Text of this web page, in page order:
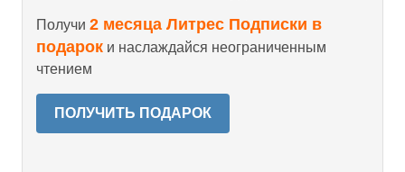
Получи 2 месяца Литрес Подписки в
подарок и наслаждайся неограниченным
чтением
ПОЛУЧИТЬ ПОДАРОК